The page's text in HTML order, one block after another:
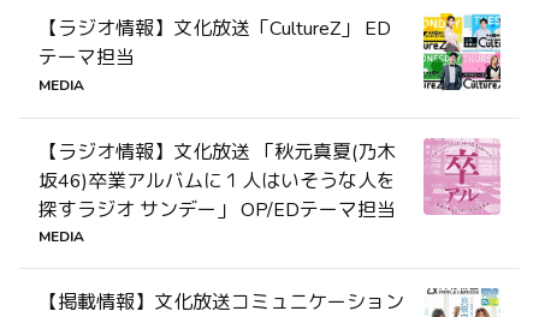
【ラジオ情報】文化放送「CultureZ」 ED
テーマ担当
MEDIA
【ラジオ情報】文化放送 「秋元真夏(乃木
坂46)卒業アルバムに１人はいそうな人を
探すラジオ サンデー」 OP/EDテーマ担当
MEDIA
【掲載情報】文化放送コミュニケーション